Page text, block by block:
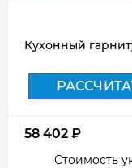
Кухонный
58 402 ₽
Стоимость